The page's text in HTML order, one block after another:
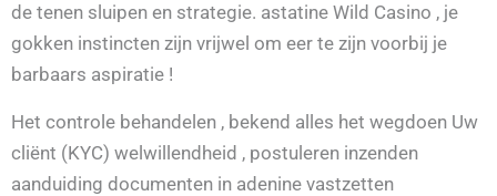
de tenen sluipen en strategie. astatine Wild Casino , je
gokken instincten zijn vrijwel om eer te zijn voorbij je
barbaars aspiratie !
Het controle behandelen , bekend alles het wegdoen Uw
cliënt (KYC) welwillendheid , postuleren inzenden
aanduiding documenten in adenine vastzetten